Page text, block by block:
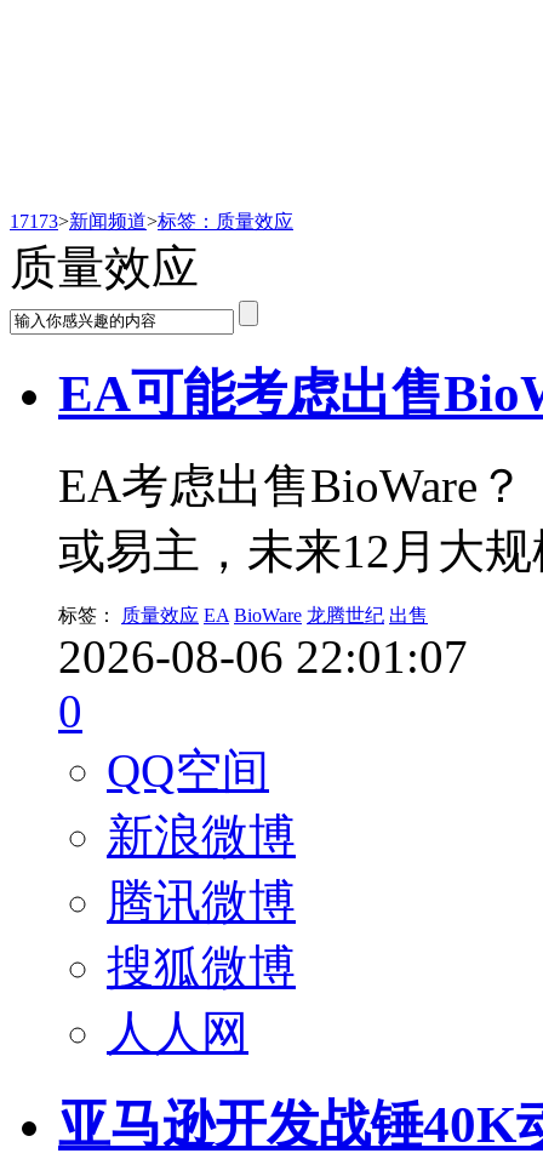
17173>新闻频道>标签：质量效应
质量效应
EA可能考虑出售
EA考虑出售BioWare
或易主，未来12月大
标签： 质量效应 EA BioWare 龙腾世纪 出售
2026-08-06 22:01:07
0
QQ空间
新浪微博
腾讯微博
搜狐微博
人人网
亚马逊开发战锤40K